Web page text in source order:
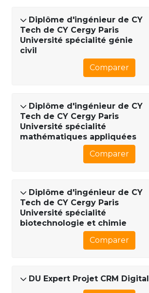
Diplôme d'ingénieur de CY
Tech de CY Cergy Paris
Université spécialité génie
civil
Comparer
Diplôme d'ingénieur de CY
Tech de CY Cergy Paris
Université spécialité
mathématiques appliquées
Comparer
Diplôme d'ingénieur de CY
Tech de CY Cergy Paris
Université spécialité
biotechnologie et chimie
Comparer
DU Expert Projet CRM Digital